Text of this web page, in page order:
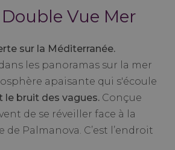
Vue Mer
sur la Méditerranée.
les panoramas sur la mer
apaisante qui s'écoule
le bruit des vagues. Conçue
de se réveiller face à la
de Palmanova. C’est l’endroit